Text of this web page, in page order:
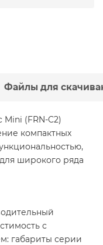
Файлы для
(FRN-C2)
компактных
широкого ряда
с
габариты серии